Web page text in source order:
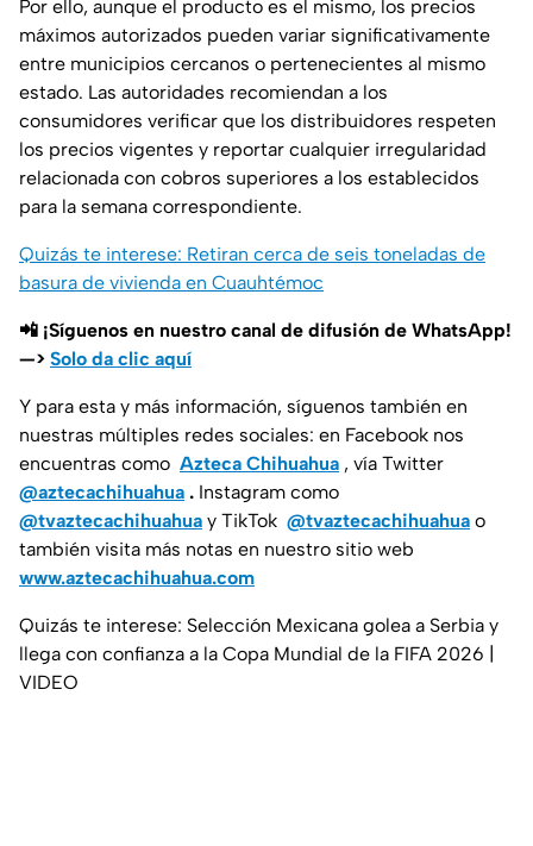
Por ello, aunque el producto es el mismo, los precios
máximos autorizados pueden variar significativamente
entre municipios cercanos o pertenecientes al mismo
estado. Las autoridades recomiendan a los
consumidores verificar que los distribuidores respeten
los precios vigentes y reportar cualquier irregularidad
relacionada con cobros superiores a los establecidos
para la semana correspondiente.
Quizás te interese: Retiran cerca de seis toneladas de
basura de vivienda en Cuauhtémoc
📲 ¡Síguenos en nuestro canal de difusión de WhatsApp!
—> Solo da clic aquí
Y para esta y más información, síguenos también en
nuestras múltiples redes sociales: en Facebook nos
encuentras como Azteca Chihuahua , vía Twitter
@aztecachihuahua . Instagram como
@tvaztecachihuahua y TikTok @tvaztecachihuahua o
también visita más notas en nuestro sitio web
www.aztecachihuahua.com
Quizás te interese: Selección Mexicana golea a Serbia y
llega con confianza a la Copa Mundial de la FIFA 2026 |
VIDEO